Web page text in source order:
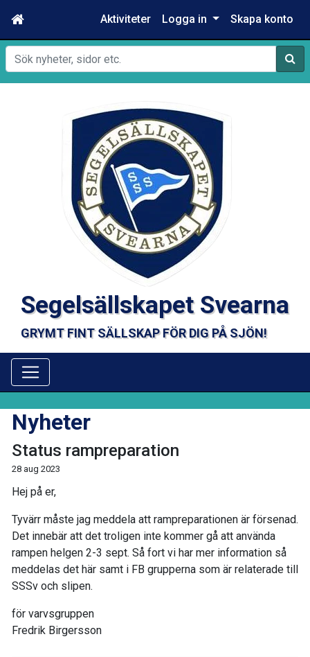
Aktiviteter Logga in Skapa konto
Sök
Segelsällskapet Svearna
GRYMT FINT SÄLLSKAP FÖR DIG PÅ SJÖN!
Nyheter
Status rampreparation
28 aug 2023
Hej på er,
Tyvärr måste jag meddela att rampreparationen är försenad.
Det innebär att det troligen inte kommer gå att använda
rampen helgen 2-3 sept. Så fort vi har mer information så
meddelas det här samt i FB grupperna som är relaterade till
SSSv och slipen.
för varvsgruppen
Fredrik Birgersson